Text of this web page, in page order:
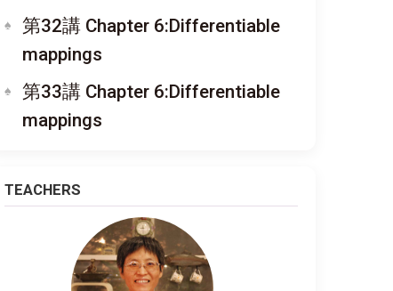
第32講 Chapter 6:Differentiable
mappings
第33講 Chapter 6:Differentiable
mappings
TEACHERS